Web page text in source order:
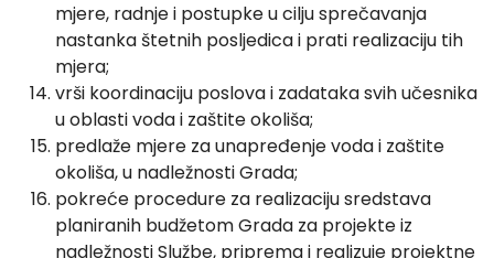
mjere, radnje i postupke u cilju sprečavanja
nastanka štetnih posljedica i prati realizaciju tih
mjera;
vrši koordinaciju poslova i zadataka svih učesnika
u oblasti voda i zaštite okoliša;
predlaže mjere za unapređenje voda i zaštite
okoliša, u nadležnosti Grada;
pokreće procedure za realizaciju sredstava
planiranih budžetom Grada za projekte iz
nadležnosti Službe, priprema i realizuje projektne